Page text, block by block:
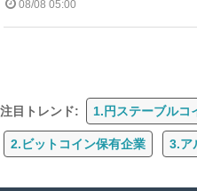
08/08 05:00
注目トレンド: 1.円ステーブルコ
2.ビットコイン保有企業 3.ア